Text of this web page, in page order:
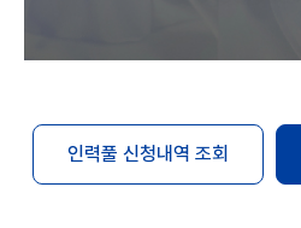
인력풀 신청내역 조회